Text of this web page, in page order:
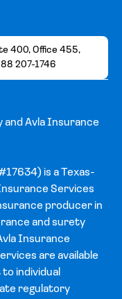
400, Office 455,
207-1746
and Avla Insurance
is a Texas-
Services
producer in
and surety
Insurance
are available
individual
regulatory